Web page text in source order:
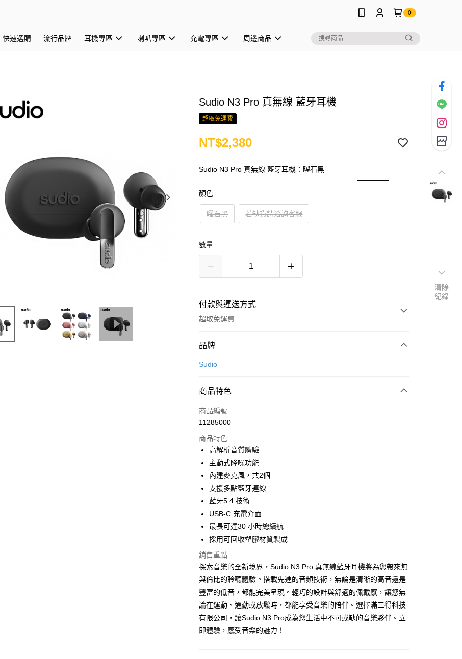
0
快速選購 流行品牌 耳機專區 喇叭專區 充電專區 周邊商品
Sudio N3 Pro 真無線 藍牙耳機
超取免運費
NT$2,380
Sudio N3 Pro 真無線 藍牙耳機：曜石黑
顏色
曜石黑 若缺貨請洽詢客服
數量
付款與運送方式
超取免運費
付款方式
信用卡一次付款
街口支付
悠遊付
ATM付款
運送方式
付款後全家取貨
免運費
付款後7-11取貨
免運費
宅配
每筆NT$130，滿NT$399(含以上)免運費
品牌
Sudio
商品特色
商品編號
11285000
商品特色
高解析音質體驗
主動式降噪功能
內建麥克風，共2個
支援多點藍牙連線
藍牙5.4 技術
USB-C 充電介面
最長可達30 小時總續航
採用可回收塑膠材質製成
銷售重點
探索音樂的全新境界，Sudio N3 Pro 真無線藍牙耳機將為您帶來無
與倫比的聆聽體驗。搭載先進的音頻技術，無論是清晰的高音還是
豐富的低音，都能完美呈現。輕巧的設計與舒適的佩戴感，讓您無
論在運動、通勤或放鬆時，都能享受音樂的陪伴。選擇滿三得科技
有限公司，讓Sudio N3 Pro成為您生活中不可或缺的音樂夥伴。立
即體驗，感受音樂的魅力！
清除
紀錄